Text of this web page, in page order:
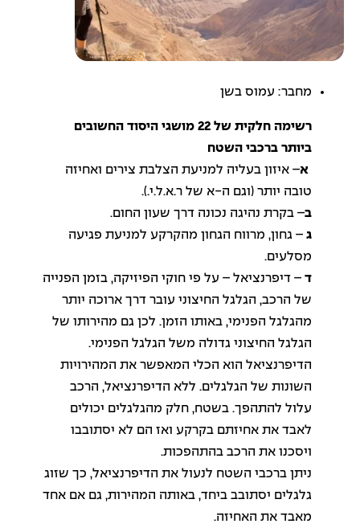
מחבר: עמוס בשן
רשימה חלקית של 22 מושגי היסוד החשובים
ביותר ברכבי השטח
א– איזון בעליה למניעת הצלבת צירים ואחיזה
טובה יותר (וגם ה-א של ר.א.ל.י.).
ב– בקרת נהיגה נכונה דרך שעון החום.
ג – גחון, מרווח הגחון מהקרקע למניעת פגיעה
מסלעים.
ד – דיפרנציאל – על פי חוקי הפיזיקה, בזמן הפנייה
של הרכב, הגלגל החיצוני עובר דרך ארוכה יותר
מהגלגל הפנימי, באותו הזמן. לכן גם מהירותו של
הגלגל החיצוני גדולה משל הגלגל הפנימי.
הדיפרנציאל הוא הכלי המאפשר את המהירויות
השונות של הגלגלים. ללא הדיפרנציאל, הרכב
עלול להתהפך. בשטח, חלק מהגלגלים יכולים
לאבד את אחיזתם בקרקע ואז הם לא יסתובבו
ויסכנו את הרכב בהתהפכות.
ניתן ברכבי השטח לנעול את הדיפרנציאל, כך שזוג
גלגלים יסתובב ביחד, באותה המהירות, גם אם אחד
מאבד את האחיזה.